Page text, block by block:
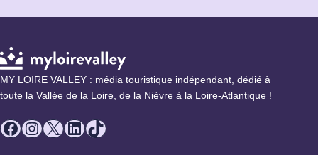
MY LOIRE VALLEY : média touristique indépendant, dédié à
toute la Vallée de la Loire, de la Nièvre à la Loire-Atlantique !
Facebook
Instagram
X LinkedIn
TikTok